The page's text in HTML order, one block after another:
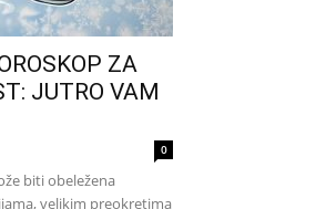
ZA
JUTRO VAM
0
biti obeležena
velikim preokretima